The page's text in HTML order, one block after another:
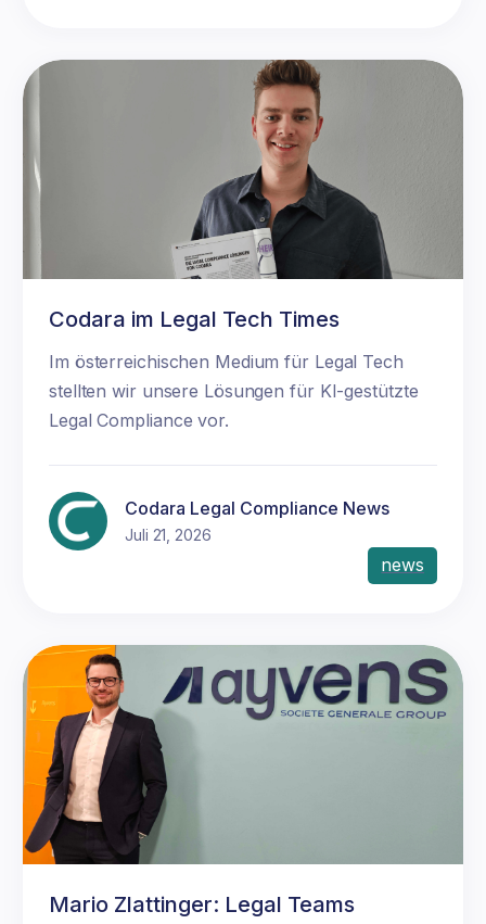
Codara im Legal Tech Times
Im österreichischen Medium für Legal Tech
stellten wir unsere Lösungen für KI-gestützte
Legal Compliance vor.
Codara Legal Compliance News
Juli 21, 2026
news
Mario Zlattinger: Legal Teams